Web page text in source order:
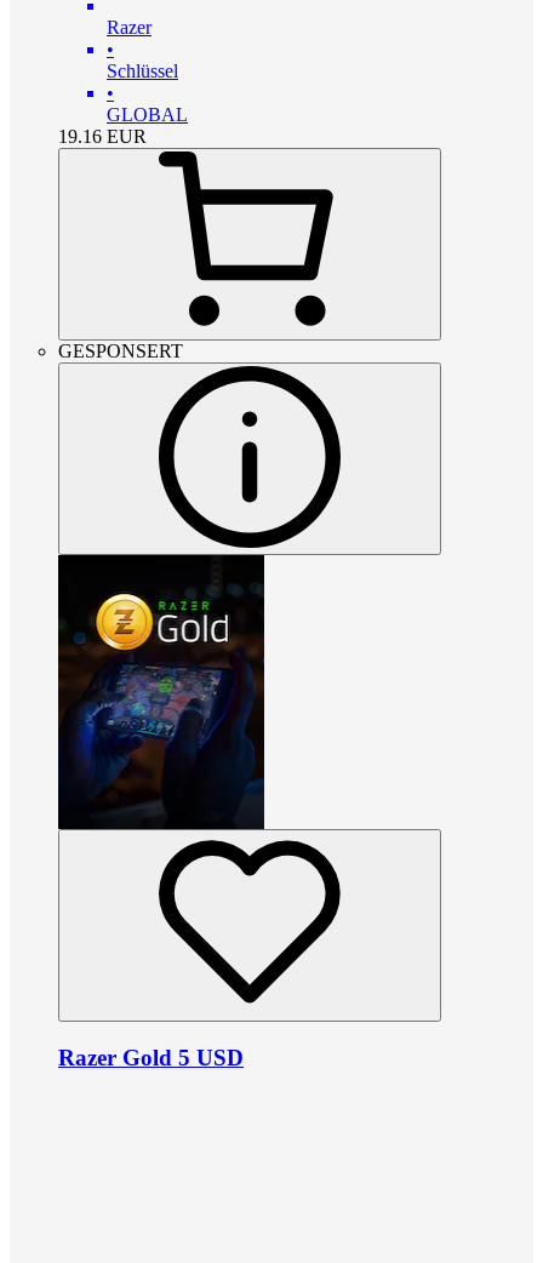
Razer
•
Schlüssel
•
GLOBAL
19.16 EUR
GESPONSERT
Razer Gold 5 USD